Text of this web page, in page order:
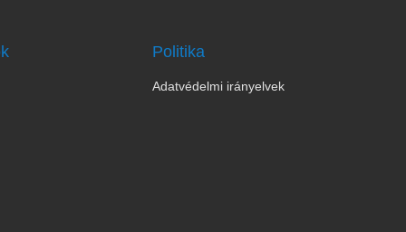
Politika
Adatvédelmi irányelvek